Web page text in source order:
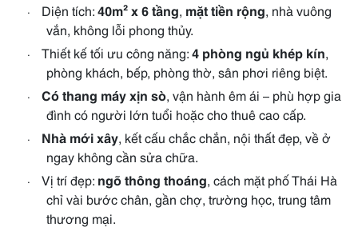
· Diện tích:40m² x 6 tầng, mặt tiền rộng, nhà vuông
vắn, không lỗi phong thủy.
· Thiết kế tối ưu công năng:4 phòng ngủ khép kín,
phòng khách, bếp, phòng thờ, sân phơi riêng biệt.
· Có thang máy xịn sò, vận hành êm ái – phù hợp gia
đình có người lớn tuổi hoặc cho thuê cao cấp.
· Nhà mới xây, kết cấu chắc chắn, nội thất đẹp, về ở
ngay không cần sửa chữa.
· Vị trí đẹp: ngõ thông thoáng, cách mặt phố Thái Hà
chỉ vài bước chân, gần chợ, trường học, trung tâm
thương mại.